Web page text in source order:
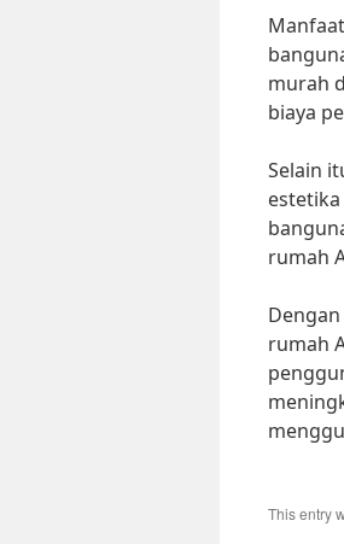
murah
biaya
Selain
rumah
rumah
This entry